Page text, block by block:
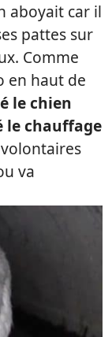
aboyait car il
pattes sur
Comme
en haut de
le chien
le chauffage
va